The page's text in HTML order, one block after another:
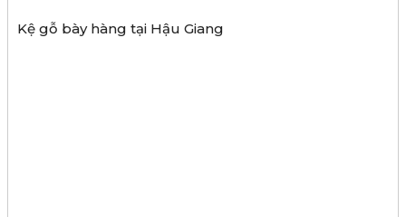
Kệ gỗ bày hàng tại Hậu Giang